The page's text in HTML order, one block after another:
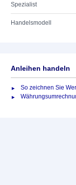
Spezialist
Handelsmodell
Anleihen handeln
So zeichnen Sie